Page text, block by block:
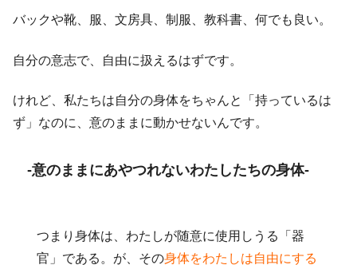
バックや靴、服、文房具、制服、教科書、何でも良い。
自分の意志で、自由に扱えるはずです。
けれど、私たちは自分の身体をちゃんと「持っているは
ず」なのに、意のままに動かせないんです。
-意のままにあやつれないわたしたちの身体-
つまり身体は、わたしが随意に使用しうる「器
官」である。が、その身体をわたしは自由にする